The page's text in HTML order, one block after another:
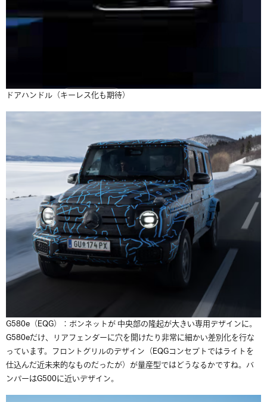
ドアハンドル（キーレス化も期待）
G580e（EQG）：ボンネットが 中央部の隆起が大きい専用デザインに。
G580eだけ、リアフェンダーに穴を開けたり非常に細かい差別化を行な
っています。フロントグリルのデザイン（EQGコンセプトではライトを
仕込んだ近未来的なものだったが）が量産型ではどうなるかですね。バ
ンパーはG500に近いデザイン。